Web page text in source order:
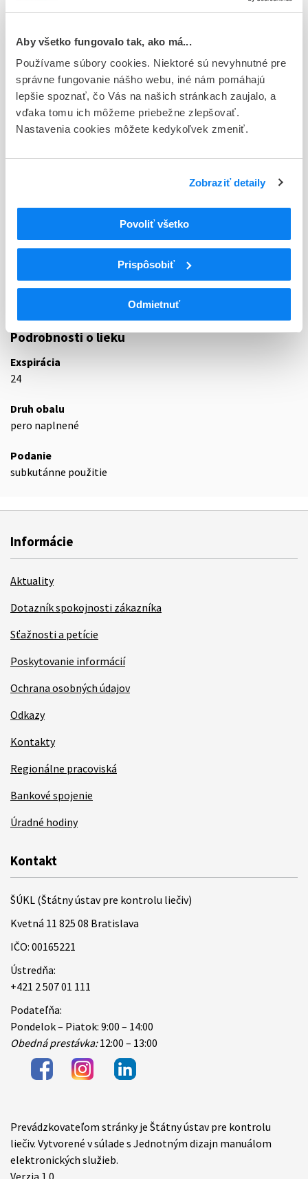
Aby všetko fungovalo tak, ako má...
Používame súbory cookies. Niektoré sú nevyhnutné pre
správne fungovanie nášho webu, iné nám pomáhajú
lepšie spoznať, čo Vás na našich stránkach zaujalo, a
vďaka tomu ich môžeme priebežne zlepšovať.
Nastavenia cookies môžete kedykoľvek zmeniť.
Zobraziť detaily
Povoliť všetko
Prispôsobiť
Odmietnuť
E - EU registrácia
Typ registračnej procedúry
Európska
Držiteľ, krajina
Novo Nordisk A/S, Dánsko
18 - ANTIDIABETICA (VRÁTANE INZULÍNU)
ANTIDIABETIKÁ
A10B
výnimkou inzulínov
Analógy glukagónu podobného peptidu-1
(GLP-1)
Semaglutid
Podrobnosti o lieku
Exspirácia
24
Druh obalu
pero naplnené
Podanie
subkutánne použitie
Informácie
Aktuality
Dotazník spokojnosti zákazníka
Sťažnosti a petície
Poskytovanie informácií
Ochrana osobných údajov
Odkazy
Kontakty
Regionálne pracoviská
Bankové spojenie
Úradné hodiny
Kontakt
ŠÚKL (Štátny ústav pre kontrolu liečiv)
Kvetná 11 825 08 Bratislava
IČO: 00165221
Ústredňa:
+421 2 507 01 111
Podateľňa:
Pondelok – Piatok: 9:00 – 14:00
Obedná prestávka:12:00 – 13:00
Items
Prevádzkovateľom stránky je Štátny ústav pre kontrolu
liečiv. Vytvorené v súlade s Jednotným dizajn manuálom
elektronických služieb.
Verzia 1.0